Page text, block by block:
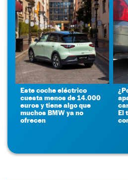
Este coche eléctrico
cuesta menos de 14.000
euros y tiene algo que
muchos BMW ya no
ofrecen
El